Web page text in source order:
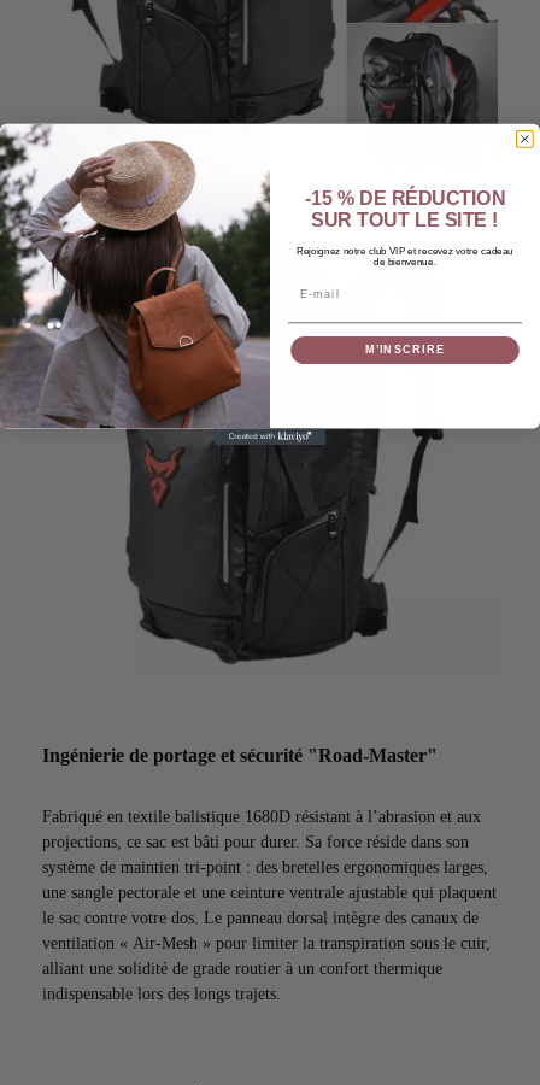
Ingénierie de portage et sécurité "Road-Master"
Fabriqué en textile balistique 1680D résistant à l’abrasion et aux
projections, ce sac est bâti pour durer. Sa force réside dans son
système de maintien tri-point : des bretelles ergonomiques larges,
une sangle pectorale et une ceinture ventrale ajustable qui plaquent
le sac contre votre dos. Le panneau dorsal intègre des canaux de
ventilation « Air-Mesh » pour limiter la transpiration sous le cuir,
alliant une solidité de grade routier à un confort thermique
indispensable lors des longs trajets.
-15 % DE RÉDUCTION
SUR TOUT LE SITE !
Rejoignez notre club VIP et recevez votre cadeau
de bienvenue.
M’INSCRIRE